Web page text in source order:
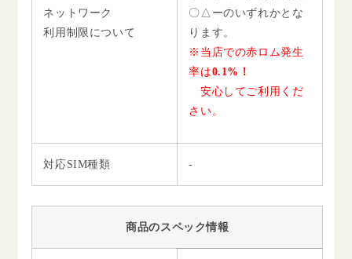
ネットワーク
利用制限について
〇△ーのいずれかとな
ります。
※当店での赤ロム発生
率は0.1%！
安心してご利用くだ
さい。
対応SIM種類 -
商品のスペック情報